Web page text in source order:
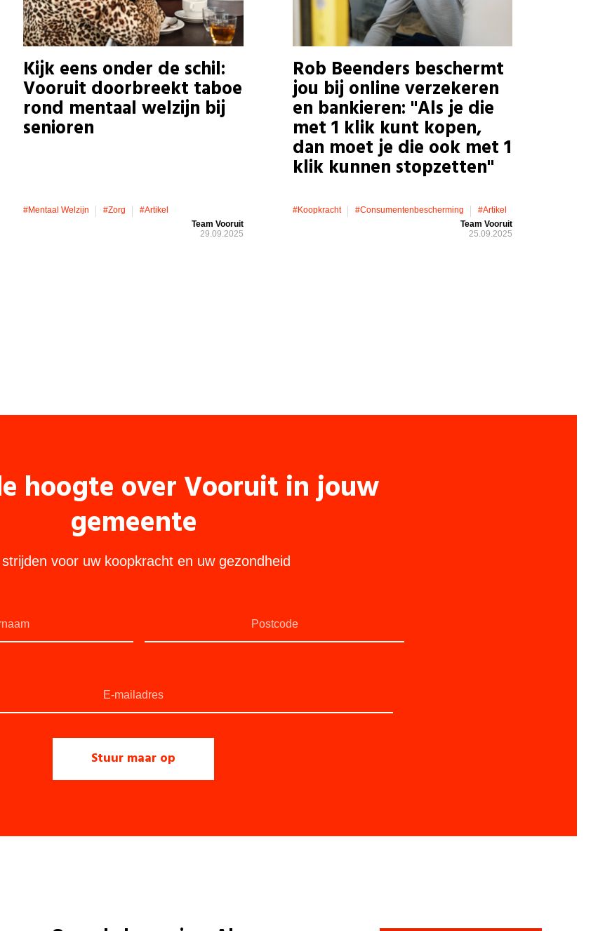
Kijk eens onder de schil:
Vooruit doorbreekt taboe
rond mentaal welzijn bij
senioren
#mentaal Welzijn #zorg
#artikel
Team Vooruit
29.09.2025
Rob Beenders beschermt
jou bij online verzekeren
en bankieren: "Als je die
met 1 klik kunt kopen,
dan moet je die ook met 1
klik kunnen stopzetten"
#koopkracht #consumentenbescherming
#artikel
Team Vooruit
25.09.2025
hoogte over Vooruit in jouw
gemeente
voor uw koopkracht en uw gezondheid